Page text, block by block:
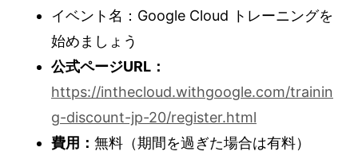
イベント名：Google Cloud トレーニングを
始めましょう
公式ページURL：
https://inthecloud.withgoogle.com/trainin
g-discount-jp-20/register.html
費用： 無料（期間を過ぎた場合は有料）